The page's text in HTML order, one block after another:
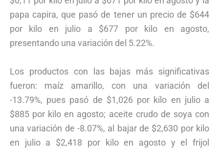
papa capira, que pasó de tener un precio de $644
por kilo en julio a $677 por kilo en agosto,
presentando una variación del 5.22%.
Los productos con las bajas más significativas
fueron: maíz amarillo, con una variación del
-13.79%, pues pasó de $1,026 por kilo en julio a
$885 por kilo en agosto; aceite crudo de soya con
una variación de -8.07%, al bajar de $2,630 por kilo
en julio a $2,418 por kilo en agosto y el frijol